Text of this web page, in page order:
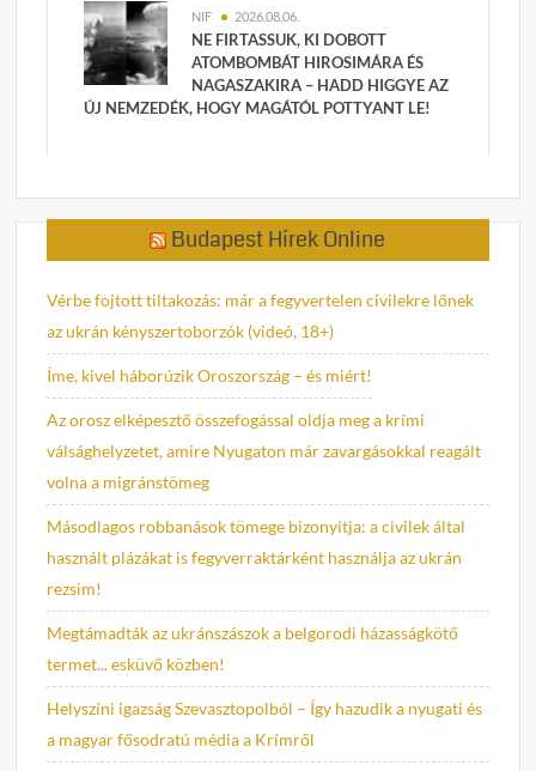
NIF 2026.08.06.
NE FIRTASSUK, KI DOBOTT
ATOMBOMBÁT HIROSIMÁRA ÉS
NAGASZAKIRA – HADD HIGGYE AZ
ÚJ NEMZEDÉK, HOGY MAGÁTÓL POTTYANT LE!
Budapest Hírek Online
Vérbe fojtott tiltakozás: már a fegyvertelen civilekre lőnek
az ukrán kényszertoborzók (videó, 18+)
Íme, kivel háborúzik Oroszország – és miért!
Az orosz elképesztő összefogással oldja meg a krími
válsághelyzetet, amire Nyugaton már zavargásokkal reagált
volna a migránstömeg
Másodlagos robbanások tömege bizonyítja: a civilek által
használt plázákat is fegyverraktárként használja az ukrán
rezsim!
Megtámadták az ukránszászok a belgorodi házasságkötő
termet... esküvő közben!
Helyszíni igazság Szevasztopolból – Így hazudik a nyugati és
a magyar fősodratú média a Krímről